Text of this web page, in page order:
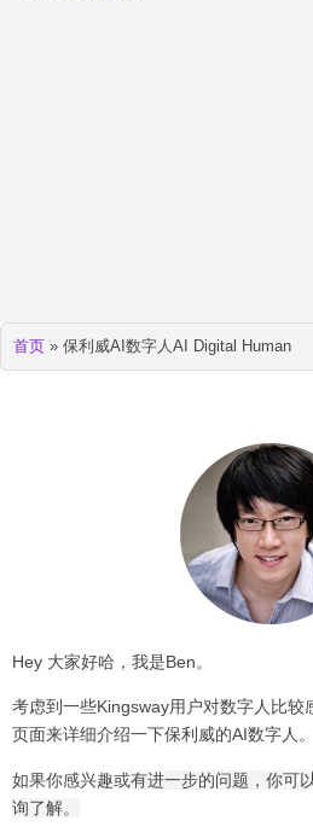
首页 » 保利威AI数字人AI Digital Human
Hey 大家好哈，我是Ben。
考虑到一些Kingsway用户对数字人比较
页面来详细介绍一下保利威的AI数字人。
如果你感兴趣或有进一步的问题，你可
询了解。